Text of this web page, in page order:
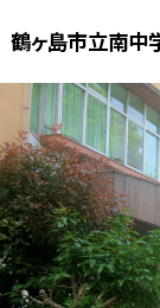
鶴ヶ島市立南中